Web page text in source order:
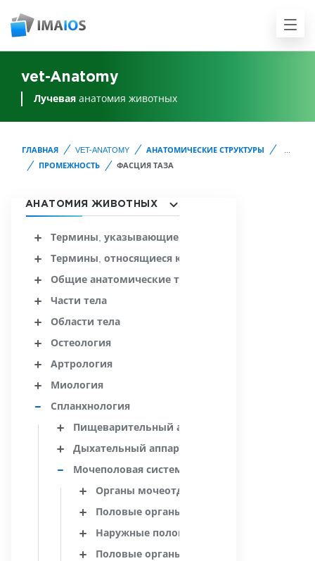
vet-Anatomy
Лучевая анатомия животных
ГЛАВНАЯ VET-ANATOMY АНАТОМИЧЕСКИЕ СТРУКТУРЫ
ПРОМЕЖНОСТЬ
ФАСЦИЯ ТАЗА
АНАТОМИЯ ЖИВОТНЫХ
Термины, указывающие расположение и
Термины, относящиеся к конечностям
Общие анатомические термины
Части тела
Области тела
Остеология
Артрология
Миология
Спланхнология
Пищеварительный аппарат
Дыхательный аппарат
Мочеполовая система
Органы мочеотделения
Половые органы самца
Наружные половые органы самца
Половые органы самки